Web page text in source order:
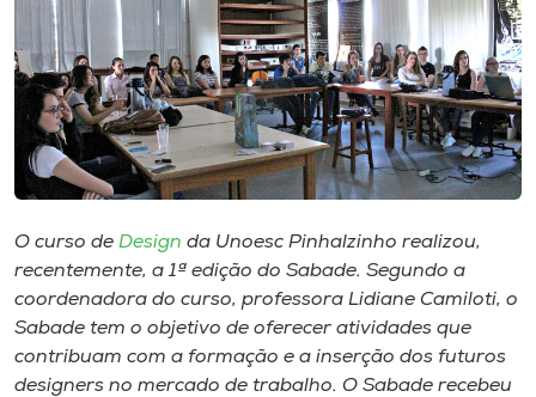
Cultura
CPA
Biblioteca
Rádio
Museu
O curso de Design da Unoesc Pinhalzinho realizou,
recentemente, a 1ª edição do Sabade. Segundo a
coordenadora do curso, professora Lidiane Camiloti, o
Sabade tem o objetivo de oferecer atividades que
contribuam com a formação e a inserção dos futuros
designers no mercado de trabalho. O Sabade recebeu